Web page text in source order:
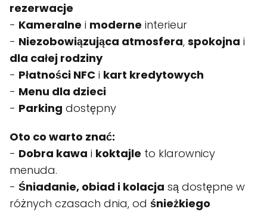
rezerwacje
- Kameralne i moderne interieur
- Niezobowiązująca atmosfera, spokojna i
dla całej rodziny
- Płatności NFC i kart kredytowych
- Menu dla dzieci
- Parking dostępny
Oto co warto znać:
- Dobra kawa i koktajle to klarownicy
menuda.
- Śniadanie, obiad i kolacja są dostępne w
różnych czasach dnia, od śnieżkiego